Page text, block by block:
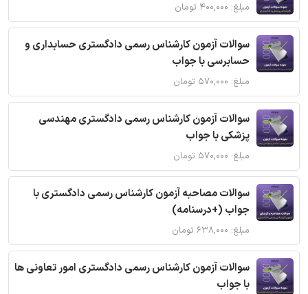
مبلغ: ۴۰۰,۰۰۰ تومان
سوالات آزمون کارشناس رسمی دادگستری حسابداری و
حسابرسی با جواب
مبلغ: ۵۷۰,۰۰۰ تومان
سوالات آزمون کارشناس رسمی دادگستری مهندسی
پزشکی با جواب
مبلغ: ۵۷۰,۰۰۰ تومان
سوالات مصاحبه آزمون کارشناس رسمی دادگستری با
جواب (+درسنامه)
مبلغ: ۶۳۸,۰۰۰ تومان
سوالات آزمون کارشناس رسمی دادگستری امور تعاونی ها
با جواب